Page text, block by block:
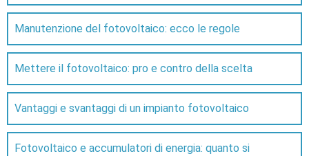
Manutenzione del fotovoltaico: ecco le regole
Mettere il fotovoltaico: pro e contro della scelta
Vantaggi e svantaggi di un impianto fotovoltaico
Fotovoltaico e accumulatori di energia: quanto si